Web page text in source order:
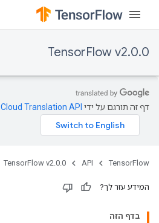
TensorFlow v2.0.0
דף זה תורגם על ידי Cloud Translation API
TensorFlow
API
TensorFlow v2.0.0
המידע עזר לך?
בדף הזה